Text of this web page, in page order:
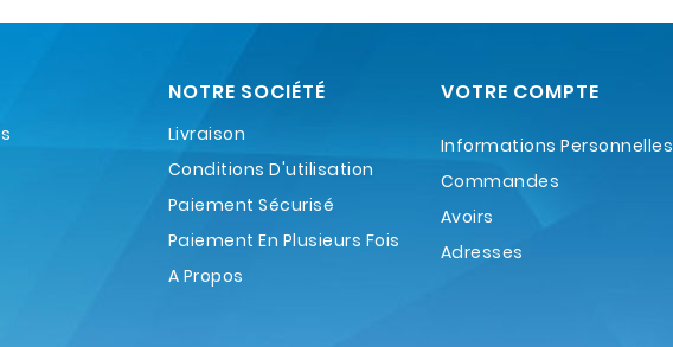
NOTRE SOCIÉTÉ
Livraison
Conditions D'utilisation
Paiement Sécurisé
Paiement En Plusieurs Fois
A Propos
VOTRE COMPTE
Informations Personnelles
Commandes
Avoirs
Adresses